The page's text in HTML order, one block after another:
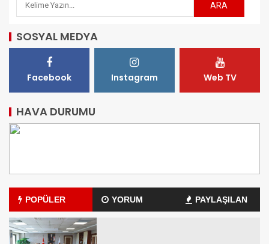
SOSYAL MEDYA
Facebook Instagram Web TV
HAVA DURUMU
POPÜLER YORUM PAYLAŞILAN